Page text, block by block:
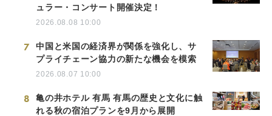
ュラー・コンサート開催決定！
2026.08.08 10:00
7
中国と米国の経済界が関係を強化し、サ
プライチェーン協力の新たな機会を模索
2026.08.07 10:00
8
亀の井ホテル 有馬 有馬の歴史と文化に触
れる秋の宿泊プランを9月から展開